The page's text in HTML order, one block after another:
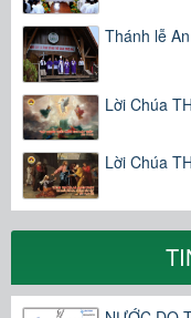
Thánh lễ
Lời Chúa
Lời Chúa